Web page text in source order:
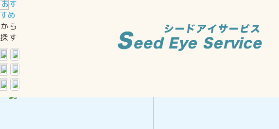
おす
すめ
から
探す
2025年06月13日
「紫外線で色が変わる毎日かけたくなるレンズ」取扱中！